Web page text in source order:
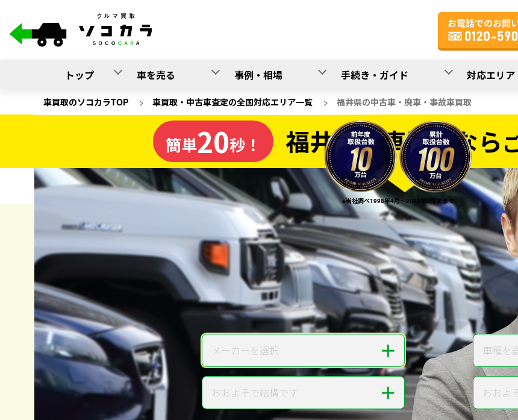
トップ 車を売る 事例・相場 手続き・ガイド 対応エリア
車買取のソコカラTOP > 車買取・中古車査定の全国対応エリア一覧 > 福井県の中古車・廃車・事故車買取
福井県の車買取なら
ソコカラの
電話か出張か、高い方の査定を提案。
※当社調べ1998年4月～2025年3月末まで
簡単20秒！ 福井県の車買取なら
20秒で入力完了！
無料でカンタンWeb査定
ご依頼いただいたお車を丁寧に査定いたします
メーカー メーカーを選択 ＋ 車種 車種を
年式 おおよそで結構です ＋ 走行距離 おおよ